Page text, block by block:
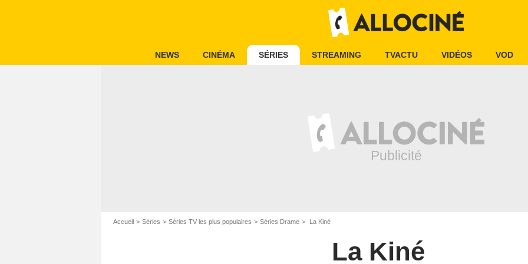
NEWS CINÉMA SÉRIES STREAMING TVACTU VIDÉOS VOD
Accueil Séries Séries TV les plus populaires Séries Drame La Kiné
La Kiné